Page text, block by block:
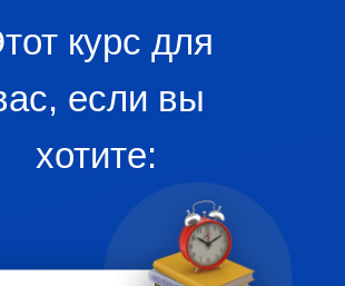
курс для
, если вы
хотите: